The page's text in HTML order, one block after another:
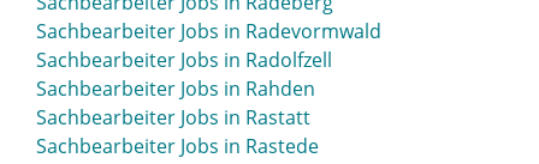
Sachbearbeiter Jobs in Radevormwald
Sachbearbeiter Jobs in Radolfzell
Sachbearbeiter Jobs in Rahden
Sachbearbeiter Jobs in Rastatt
Sachbearbeiter Jobs in Rastede